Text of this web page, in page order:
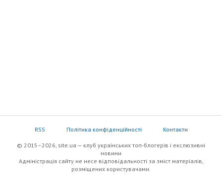
RSS Політика конфіденційності Контакти
© 2015–2026, site.ua — клуб українських топ-блогерів i екслюзивнi
новини
Адміністрація сайту не несе відповідальності за зміст матеріалів,
розміщених користувачами.